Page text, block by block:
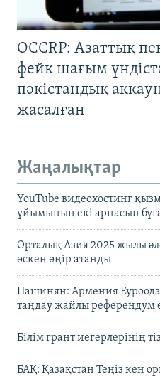
OCCRP: Азаттық
фейк шағым
пәкістандық
жасалған
Жаңалықтар
YouTube видеохостинг
ұйымының екі арнасын
Орталық Азия 2025 жылы
өскен өңір атанды
Пашинян: Армения
таңдау жайлы референдум
Білім грант иегерлерінің
БАҚ: Қазақстан Теңіз кен